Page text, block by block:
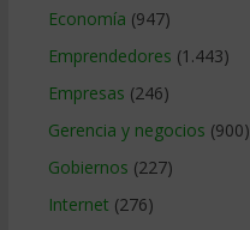
Economía (947)
Emprendedores (1.443)
Empresas (246)
Gerencia y negocios (900)
Gobiernos (227)
Internet (276)